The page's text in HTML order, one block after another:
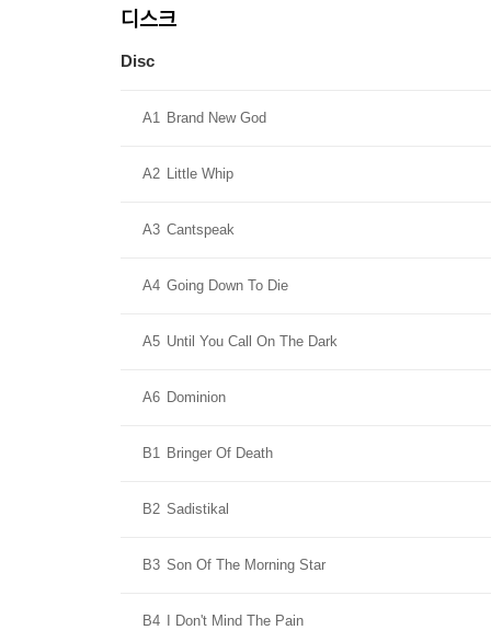
디스크
Disc
A1 Brand New God
A2 Little Whip
A3 Cantspeak
A4 Going Down To Die
A5 Until You Call On The Dark
A6 Dominion
B1 Bringer Of Death
B2 Sadistikal
B3 Son Of The Morning Star
B4 I Don't Mind The Pain